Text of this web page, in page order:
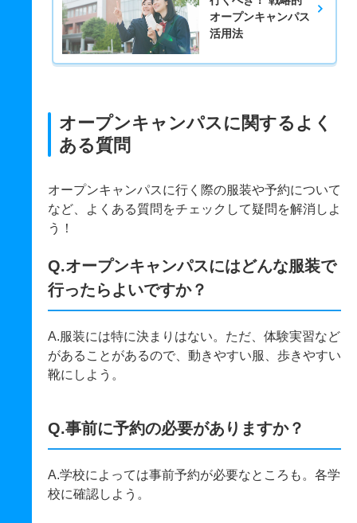
オープンキャンパス
活用法
オープンキャンパスに関するよく
ある質問
オープンキャンパスに行く際の服装や予約について
など、よくある質問をチェックして疑問を解消しよ
う！
Q.オープンキャンパスにはどんな服装で
行ったらよいですか？
A.服装には特に決まりはない。ただ、体験実習など
があることがあるので、動きやすい服、歩きやすい
靴にしよう。
Q.事前に予約の必要がありますか？
A.学校によっては事前予約が必要なところも。各学
校に確認しよう。